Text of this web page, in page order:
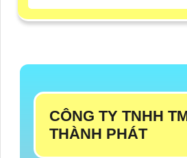
CÔNG TY TNHH
THÀNH PHÁT